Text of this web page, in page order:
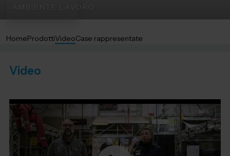
AMBIENTE LAVORO
HomeProdottiVideoCase rappresentate
Video